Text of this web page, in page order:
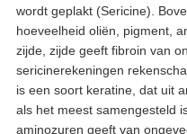
wordt geplakt (Sericine).
hoeveelheid oliën, pigment,
zijde, zijde geeft fibroin van
sericinerekeningen
is een soort keratine, dat uit
als het meest samengesteld
aminozuren geeft van